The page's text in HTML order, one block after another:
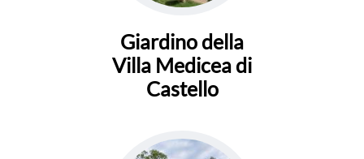
Giardino della
Villa Medicea di
Castello